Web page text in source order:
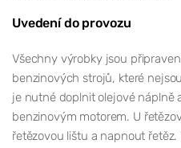
Uvedení do provozu
Všechny výrobky jsou
benzinových strojů, které
je nutné doplnit olejové náplně
benzinovým motorem. U
řetězovou lištu a napnout